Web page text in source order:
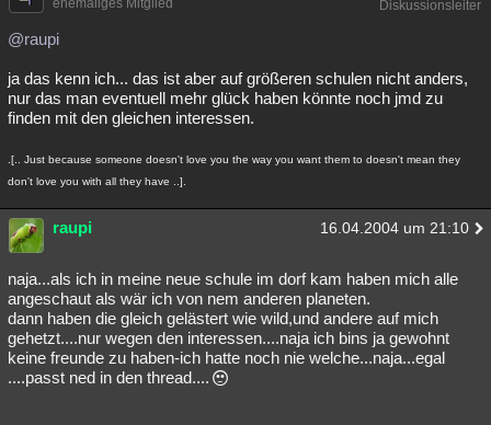
ehemaliges Mitglied Diskussionsleiter
@raupi
ja das kenn ich... das ist aber auf größeren schulen nicht anders,
nur das man eventuell mehr glück haben könnte noch jmd zu
finden mit den gleichen interessen.
.[.. Just because someone doesn't love you the way you want them to doesn't mean they
don't love you with all they have ..].
raupi 16.04.2004 um 21:10
naja...als ich in meine neue schule im dorf kam haben mich alle
angeschaut als wär ich von nem anderen planeten.
dann haben die gleich gelästert wie wild,und andere auf mich
gehetzt....nur wegen den interessen....naja ich bins ja gewohnt
keine freunde zu haben-ich hatte noch nie welche...naja...egal
....passt ned in den thread....